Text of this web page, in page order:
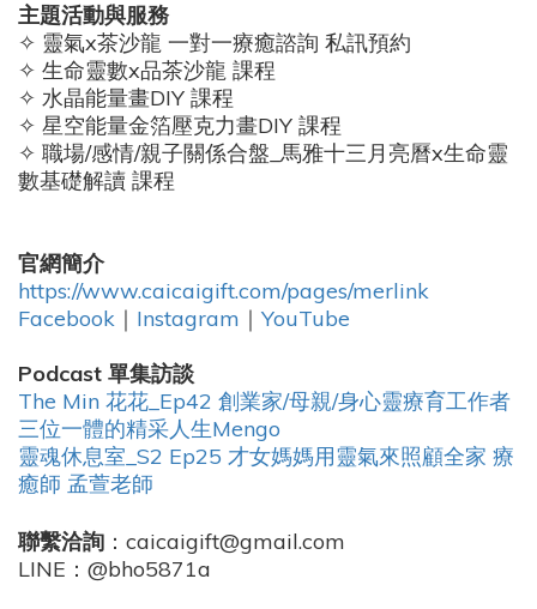
主題活動與服務
✧ 靈氣x茶沙龍 一對一療癒諮詢 私訊預約
✧ 生命靈數x品茶沙龍 課程
✧ 水晶能量畫DIY 課程
✧ 星空能量金箔壓克力畫DIY 課程
✧ 職場/感情/親子關係合盤_馬雅十三月亮曆x生命靈
數基礎解讀 課程
官網簡介
https://www.caicaigift.com/pages/merlink
Facebook ｜ Instagram ｜ YouTube
Podcast 單集訪談
The Min 花花_Ep42 創業家/母親/身心靈療育工作者
三位一體的精采人生Mengo
靈魂休息室_S2 Ep25 才女媽媽用靈氣來照顧全家 療
癒師 孟萱老師
聯繫洽詢 ：caicaigift@gmail.com
LINE：@bho5871a